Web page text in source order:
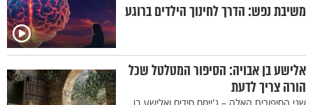
משיבת נפש: הדרך לחינוך הילדים ברוגע
אלישע בן אבויה: הסיפור המטלטל שכל
הורה צריך לדעת